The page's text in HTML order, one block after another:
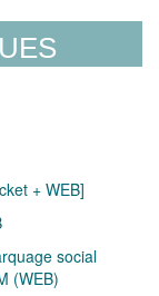
+ WEB]
social
(WEB)